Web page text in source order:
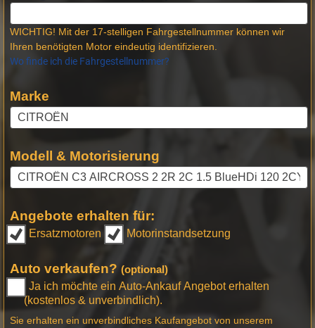
WICHTIG! Mit der 17-stelligen Fahrgestellnummer können wir
Ihren benötigten Motor eindeutig identifizieren.
Wo finde ich die Fahrgestellnummer?
Marke
Modell & Motorisierung
Angebote erhalten für:
Ersatzmotoren Motorinstandsetzung
Auto verkaufen? (optional)
Ja ich möchte ein Auto-Ankauf Angebot erhalten
(kostenlos & unverbindlich).
Sie erhalten ein unverbindliches Kaufangebot von unserem